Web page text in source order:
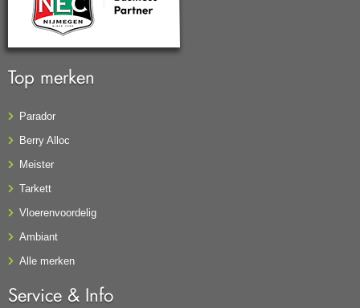
Top merken
Parador
Berry Alloc
Meister
Tarkett
Vloerenvoordelig
Ambiant
Alle merken
Service & Info